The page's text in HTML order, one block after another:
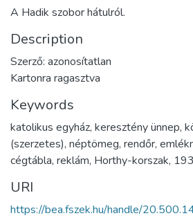
A Hadik szobor hátulról.
Description
Szerző: azonosítatlan
Kartonra ragasztva
Keywords
katolikus egyház, keresztény ünnep,
(szerzetes), néptömeg, rendőr,
cégtábla, reklám, Horthy-korszak,
URI
https://bea.fszek.hu/handle/